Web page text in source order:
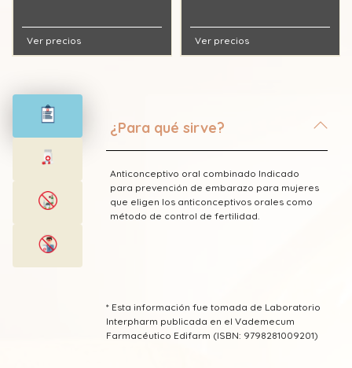
Ver precios Ver precios
¿Para qué sirve?
Anticonceptivo oral combinado Indicado
para prevención de embarazo para mujeres
que eligen los anticonceptivos orales como
método de control de fertilidad.
* Esta información fue tomada de Laboratorio
Interpharm publicada en el Vademecum
Farmacéutico Edifarm (ISBN: 9798281009201)